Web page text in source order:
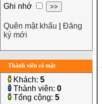
Ghi nhớ
Quên mật khẩu
Đăng
ký mới
Thành viên có mặt
Khách: 5
Thành viên: 0
Tổng cộng: 5